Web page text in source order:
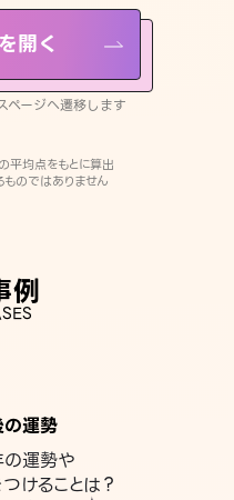
開く
ージへ遷移します
平均点をもとに算出
のではありません
例
運勢
運勢や
けることは？